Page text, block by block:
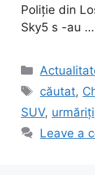
Poliție din
Sky5 s -au …
Tags
căutat,
SUV, urmăriți
Leave a